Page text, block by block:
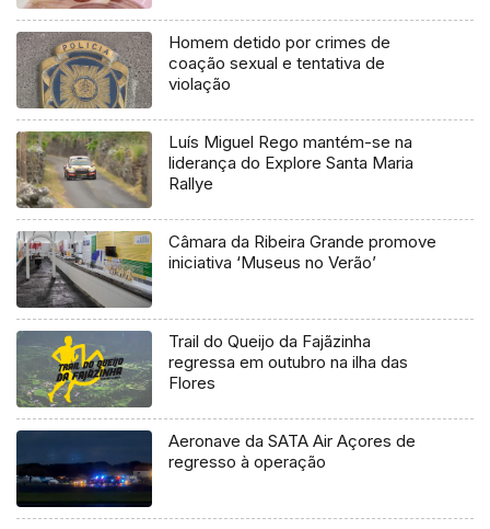
Homem detido por crimes de
coação sexual e tentativa de
violação
Luís Miguel Rego mantém-se na
liderança do Explore Santa Maria
Rallye
Câmara da Ribeira Grande promove
iniciativa ‘Museus no Verão’
Trail do Queijo da Fajãzinha
regressa em outubro na ilha das
Flores
Aeronave da SATA Air Açores de
regresso à operação